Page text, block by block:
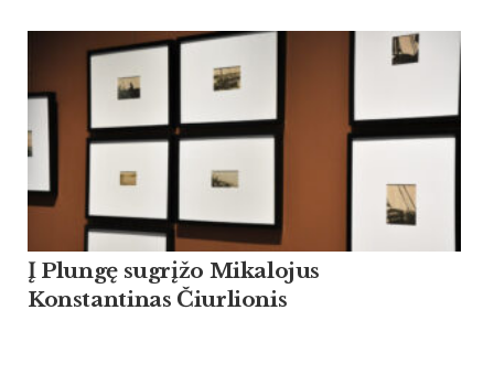
Į Plungę sugrįžo Mikalojus
Konstantinas Čiurlionis